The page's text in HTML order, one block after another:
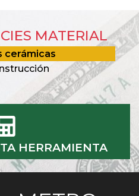
MATERIAL
cerámicas
HERRAMIENTA